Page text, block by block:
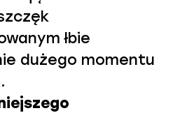
łbie
dużego momentu